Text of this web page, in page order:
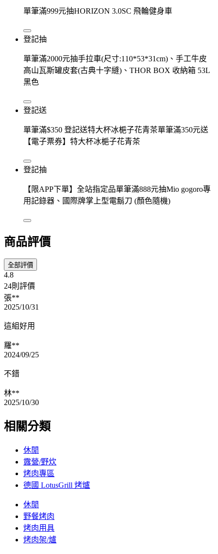
單筆滿999元抽HORIZON 3.0SC 飛輪健身車
登記抽
單筆滿2000元抽手拉車(尺寸:110*53*31cm)、手工牛皮
高山瓦斯罐皮套(古典十字縫)、THOR BOX 收納箱 53L
黑色
登記送
單筆滿$350 登記送特大杯冰梔子花青茶單筆滿350元送
【電子票券】特大杯冰梔子花青茶
登記抽
【限APP下單】全站指定品單筆滿888元抽Mio gogoro專
用記錄器、國際牌掌上型電鬍刀 (顏色隨機)
商品評價
全部評價
4.8
24則評價
張**
2025/10/31
這組好用
羅**
2024/09/25
不錯
林**
2025/10/30
相關分類
休閒
露營/野炊
烤肉專區
德國 LotusGrill 烤爐
休閒
野餐烤肉
烤肉用具
烤肉架/爐